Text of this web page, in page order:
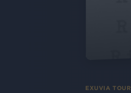
EXUVIA TOUR